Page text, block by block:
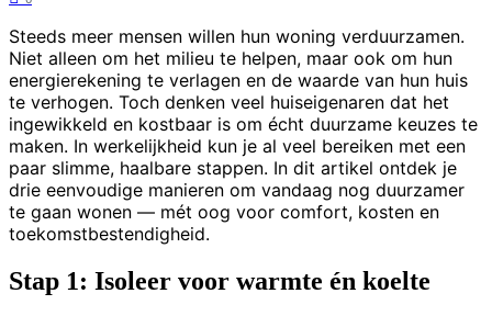
Steeds meer mensen willen hun woning verduurzamen.
Niet alleen om het milieu te helpen, maar ook om hun
energierekening te verlagen en de waarde van hun huis
te verhogen. Toch denken veel huiseigenaren dat het
ingewikkeld en kostbaar is om écht duurzame keuzes te
maken. In werkelijkheid kun je al veel bereiken met een
paar slimme, haalbare stappen. In dit artikel ontdek je
drie eenvoudige manieren om vandaag nog duurzamer
te gaan wonen — mét oog voor comfort, kosten en
toekomstbestendigheid.
Stap 1: Isoleer voor warmte én koelte